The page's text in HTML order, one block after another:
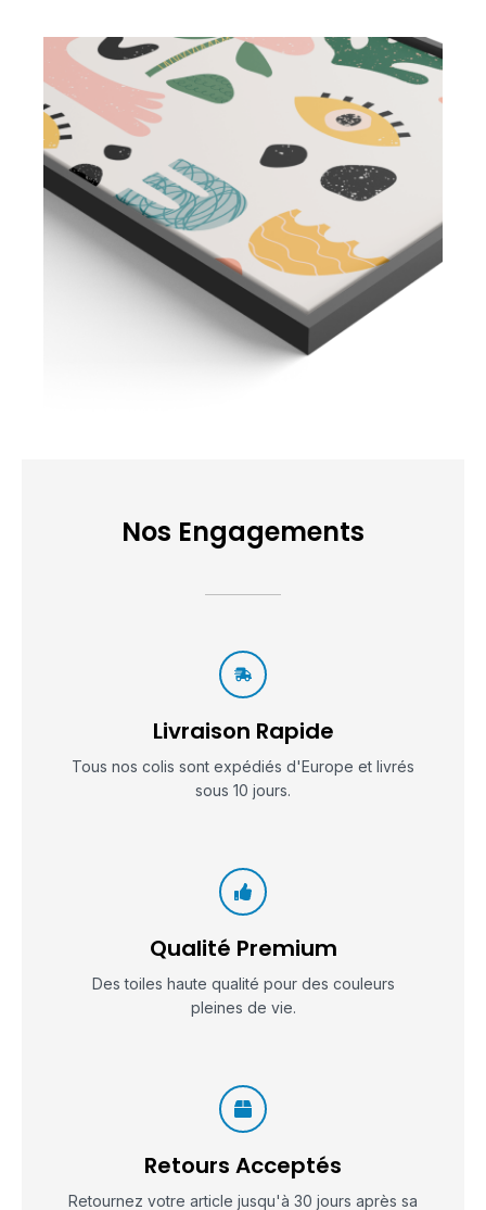
Nos Engagements
Livraison Rapide
Tous nos colis sont expédiés d'Europe et livrés
sous 10 jours.
Qualité Premium
Des toiles haute qualité pour des couleurs
pleines de vie.
Retours Acceptés
Retournez votre article jusqu'à 30 jours après sa